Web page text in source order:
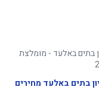
בתים באלעד - מומלצת
בתים באלעד מחירים